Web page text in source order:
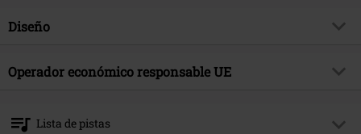
Artículo no.
Género Musical
Melodic Death Metal
Banda
Diseño
Tipo de producto
LP
Operador económico responsable UE
Balanstraße 73 // Haus 31
Lista de pistas